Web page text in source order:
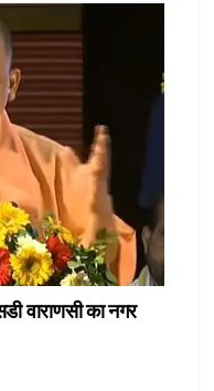
वाराणसी का नगर